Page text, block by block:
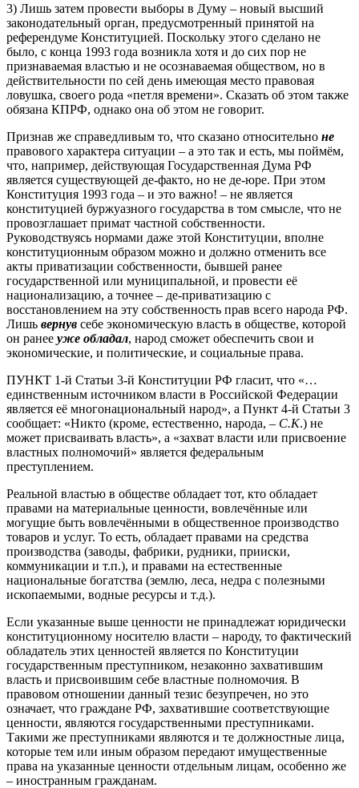
3) Лишь затем провести выборы в Думу – новый высший
законодательный орган, предусмотренный принятой на
референдуме Конституцией. Поскольку этого сделано не
было, с конца 1993 года возникла хотя и до сих пор не
признаваемая властью и не осознаваемая обществом, но в
действительности по сей день имеющая место правовая
ловушка, своего рода «петля времени». Сказать об этом также
обязана КПРФ, однако она об этом не говорит.
Признав же справедливым то, что сказано относительно не
правового характера ситуации – а это так и есть, мы поймём,
что, например, действующая Государственная Дума РФ
является существующей де-факто, но не де-юре. При этом
Конституция 1993 года – и это важно! – не является
конституцией буржуазного государства в том смысле, что не
провозглашает примат частной собственности.
Руководствуясь нормами даже этой Конституции, вполне
конституционным образом можно и должно отменить все
акты приватизации собственности, бывшей ранее
государственной или муниципальной, и провести её
национализацию, а точнее – де-приватизацию с
восстановлением на эту собственность прав всего народа РФ.
Лишь вернув себе экономическую власть в обществе, которой
он ранее уже обладал, народ сможет обеспечить свои и
экономические, и политические, и социальные права.
ПУНКТ 1-й Статьи 3-й Конституции РФ гласит, что «…
единственным источником власти в Российской Федерации
является её многонациональный народ», а Пункт 4-й Статьи 3
сообщает: «Никто (кроме, естественно, народа, – С.К.) не
может присваивать власть», а «захват власти или присвоение
властных полномочий» является федеральным
преступлением.
Реальной властью в обществе обладает тот, кто обладает
правами на материальные ценности, вовлечённые или
могущие быть вовлечёнными в общественное производство
товаров и услуг. То есть, обладает правами на средства
производства (заводы, фабрики, рудники, прииски,
коммуникации и т.п.), и правами на естественные
национальные богатства (землю, леса, недра с полезными
ископаемыми, водные ресурсы и т.д.).
Если указанные выше ценности не принадлежат юридически
конституционному носителю власти – народу, то фактический
обладатель этих ценностей является по Конституции
государственным преступником, незаконно захватившим
власть и присвоившим себе властные полномочия. В
правовом отношении данный тезис безупречен, но это
означает, что граждане РФ, захватившие соответствующие
ценности, являются государственными преступниками.
Такими же преступниками являются и те должностные лица,
которые тем или иным образом передают имущественные
права на указанные ценности отдельным лицам, особенно же
– иностранным гражданам.